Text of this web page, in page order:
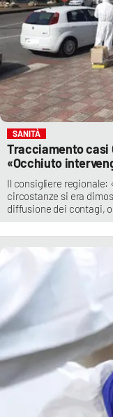
SANITÀ
Tracciamento casi
«Occhiuto
Il consigliere regionale:
circostanze si era
diffusione dei contagi,